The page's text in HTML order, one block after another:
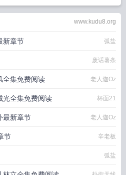
www.kudu8.org
新章节 弧盐
废话薯条
全集免费阅读 老人迦Oz
光全集免费阅读 杯面21
最新章节 老人迦Oz
节 辛老板
弧盐